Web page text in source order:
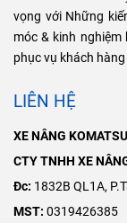
vọng với Những
móc & kinh
phục vụ khách
LIÊN HỆ
XE NÂNG
CTY TNHH XE
Đc: 1832B QL1A,
MST: 0319426385